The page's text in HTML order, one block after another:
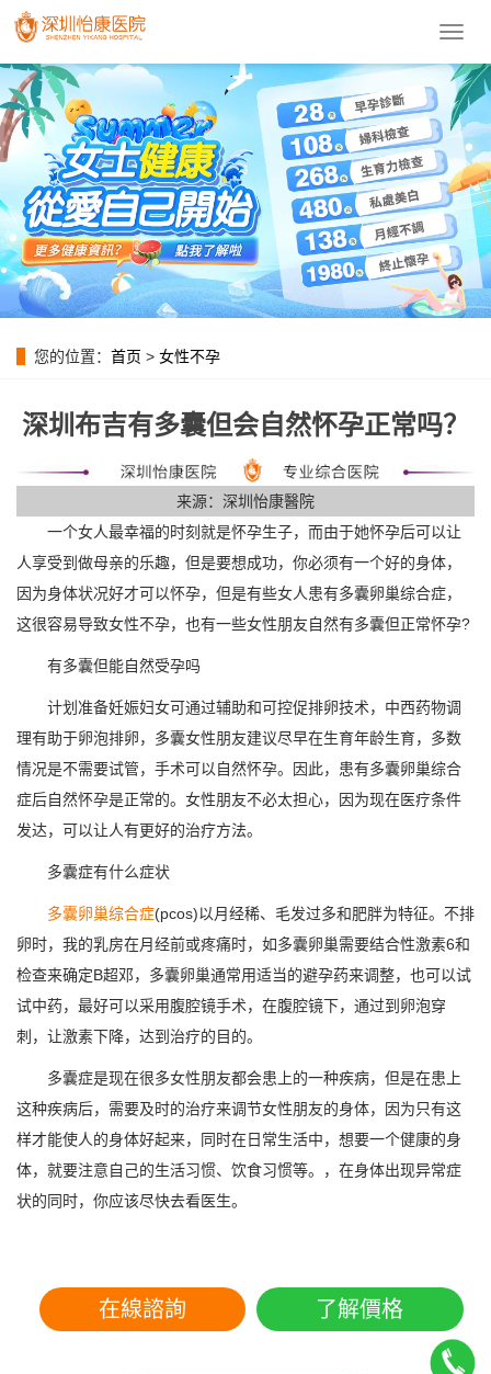
導
菜
單
您的位置： 首页 > 女性不孕
深圳布吉有多囊但会自然怀孕正常吗？
来源：深圳怡康醫院
一个女人最幸福的时刻就是怀孕生子，而由于她怀孕后可以让
人享受到做母亲的乐趣，但是要想成功，你必须有一个好的身体，
因为身体状况好才可以怀孕，但是有些女人患有多囊卵巢综合症，
这很容易导致女性不孕，也有一些女性朋友自然有多囊但正常怀孕?
有多囊但能自然受孕吗
计划准备妊娠妇女可通过辅助和可控促排卵技术，中西药物调
理有助于卵泡排卵，多囊女性朋友建议尽早在生育年龄生育，多数
情况是不需要试管，手术可以自然怀孕。因此，患有多囊卵巢综合
症后自然怀孕是正常的。女性朋友不必太担心，因为现在医疗条件
发达，可以让人有更好的治疗方法。
多囊症有什么症状
多囊卵巢综合症(pcos)以月经稀、毛发过多和肥胖为特征。不排
卵时，我的乳房在月经前或疼痛时，如多囊卵巢需要结合性激素6和
检查来确定B超邓，多囊卵巢通常用适当的避孕药来调整，也可以试
试中药，最好可以采用腹腔镜手术，在腹腔镜下，通过到卵泡穿
刺，让激素下降，达到治疗的目的。
多囊症是现在很多女性朋友都会患上的一种疾病，但是在患上
这种疾病后，需要及时的治疗来调节女性朋友的身体，因为只有这
样才能使人的身体好起来，同时在日常生活中，想要一个健康的身
体，就要注意自己的生活习惯、饮食习惯等。，在身体出现异常症
状的同时，你应该尽快去看医生。
在線諮詢 了解價格